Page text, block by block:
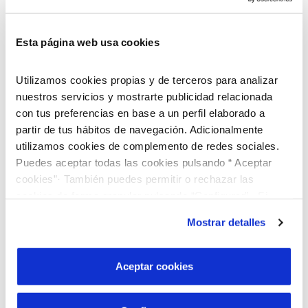
Esta página web usa cookies
Utilizamos cookies propias y de terceros para analizar
nuestros servicios y mostrarte publicidad relacionada
con tus preferencias en base a un perfil elaborado a
partir de tus hábitos de navegación. Adicionalmente
utilizamos cookies de complemento de redes sociales.
Puedes aceptar todas las cookies pulsando “ Aceptar
cookies”· También puedes permitir o rechazar las
instalación de todas las cookies salvo las necesarias que
son indispensables para que el sitio web funcione y que
por tanto no se pueden desactivar. Puedes consultar
Mostrar detalles
Aceptar cookies
Descobreix el nostre programa de Beques
“Joves Talents”!